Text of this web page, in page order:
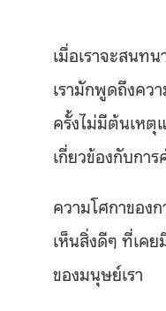
เมื่อเราจะสนท
เรามักพูดถึงคว
ครั้งไม่มีต้นเหตุ
เกี่ยวข้องกับกา
ความโศกาของ
เห็นสิ่งดีๆ ที่เค
ของมนุษย์เรา